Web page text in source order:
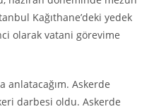
Kağıthane’deki yedek
olarak vatani görevime
anlatacağım. Askerde
darbesi oldu. Askerde